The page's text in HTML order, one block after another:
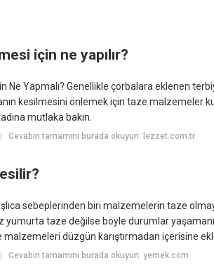
için ne yapılır?
Ne Yapmalı? Genellikle çorbalara eklenen
kesilmesini önlemek için taze malzemeler
mutlaka bakın.
Cevabın tamamını burada okuyun: lezzet.com.tr
sebeplerinden biri malzemelerin taze
yumurta taze değilse böyle durumlar
malzemeleri düzgün karıştırmadan içerisine
Cevabın tamamını burada okuyun: yemek.com